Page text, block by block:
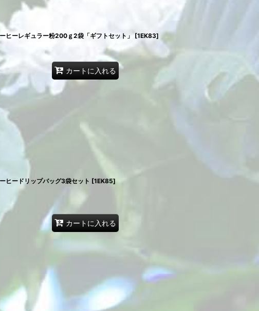
ヒーレギュラー粉200ｇ2袋「ギフトセット」 [1EK83]
カートに入れる
ヒードリップバッグ3袋セット [1EK85]
カートに入れる